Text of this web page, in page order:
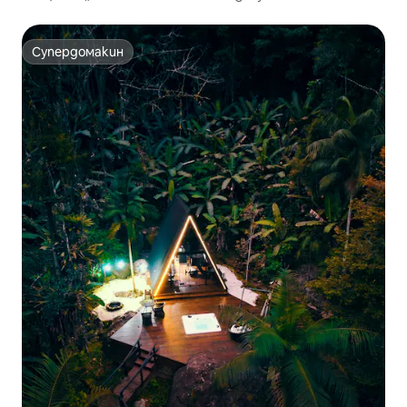
Супердомакин
Супердомакин